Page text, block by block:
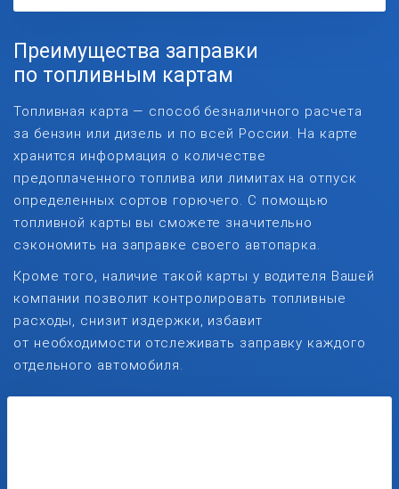
Преимущества заправки
по топливным картам
Топливная карта — способ безналичного расчета
за бензин или дизель и по всей России. На карте
хранится информация о количестве
предоплаченного топлива или лимитах на отпуск
определенных сортов горючего. С помощью
топливной карты вы сможете значительно
сэкономить на заправке своего автопарка.
Кроме того, наличие такой карты у водителя Вашей
компании позволит контролировать топливные
расходы, снизит издержки, избавит
от необходимости отслеживать заправку каждого
отдельного автомобиля.